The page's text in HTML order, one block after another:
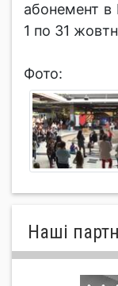
абонемент в
1 по 31
Фото:
Нашi